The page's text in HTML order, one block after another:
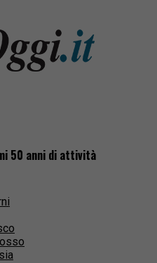
50 anni di attività